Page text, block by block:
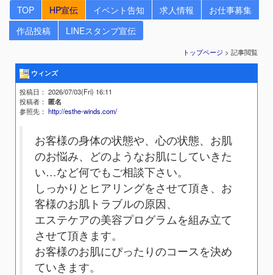
TOP HP宣伝 イベント告知 求人情報
お仕事募集
作品投稿
LINEスタンプ宣伝
トップページ > 記事閲覧
ウィンズ
投稿日 ： 2026/07/03(Fri) 16:11
投稿者 ：匿名
参照先 ：http://esthe-winds.com/
お客様の身体の状態や、心の状態、お肌
のお悩み、どのようなお肌にしていきた
い…など何でもご相談下さい。
しっかりとヒアリングをさせて頂き、お
客様のお肌トラブルの原因、
エステケアの美容プログラムを組み立て
させて頂きます。
お客様のお肌にぴったりのコースを決め
ていきます。